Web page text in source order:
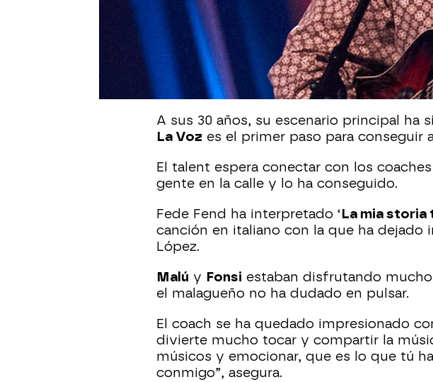
el corazón en un puño. Quedan muy
ven sus posibilidades de entrar en La
Fede Fendes el siguiente artista que se
música siempre le acompaña a este
Valencia.
A sus 30 años, su escenario principal ha
La Voz es el primer paso para conseguir
El talent espera conectar con los
gente en la calle y lo ha conseguido.
Fede Fend ha interpretado ‘La mia storia
canción en italiano con la que ha dejado
López.
Malú y Fonsi estaban disfrutando
el malagueño no ha dudado en pulsar.
El coach se ha quedado impresionado
divierte mucho tocar y compartir la
músicos y emocionar, que es lo que tú
conmigo”, asegura.